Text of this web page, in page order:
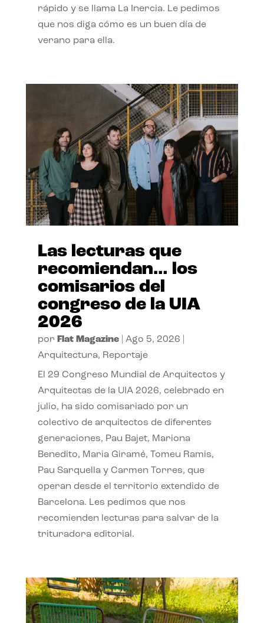
rápido y se llama La Inercia. Le pedimos
que nos diga cómo es un buen día de
verano para ella.
Las lecturas que
recomiendan… los
comisarios del
congreso de la UIA
2026
por Flat Magazine| Ago 5, 2026
Arquitectura, Reportaje
El 29 Congreso Mundial de Arquitectos y
Arquitectas de la UIA 2026, celebrado en
julio, ha sido comisariado por un
colectivo de arquitectos de diferentes
generaciones, Pau Bajet, Mariona
Benedito, Maria Giramé, Tomeu Ramis,
Pau Sarquella y Carmen Torres, que
operan desde el territorio extendido de
Barcelona. Les pedimos que nos
recomienden lecturas para salvar de la
trituradora editorial.